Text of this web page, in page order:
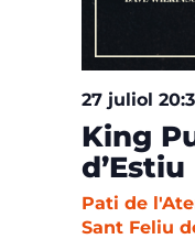
27 juliol
King
d’Estiu
Pati de
Sant Feliu